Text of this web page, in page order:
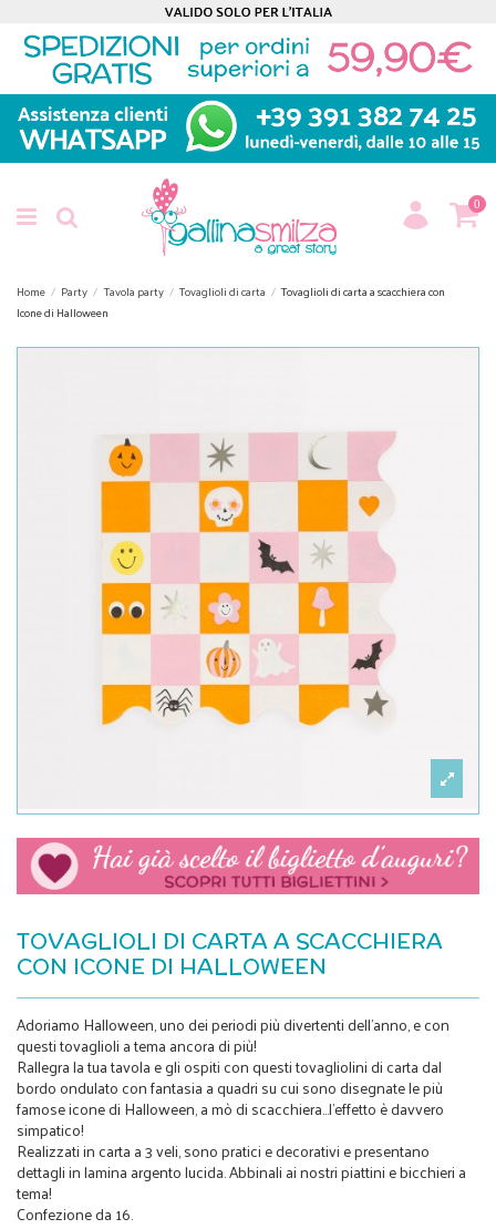
0
Home Party Tavola party Tovaglioli di carta
Tovaglioli di carta a scacchiera con
Icone di Halloween
TOVAGLIOLI DI CARTA A SCACCHIERA
CON ICONE DI HALLOWEEN
Adoriamo Halloween, uno dei periodi più divertenti dell'anno, e con
questi tovaglioli a tema ancora di più!
Rallegra la tua tavola e gli ospiti con questi tovagliolini di carta dal
bordo ondulato con fantasia a quadri su cui sono disegnate le più
famose icone di Halloween, a mò di scacchiera...l'effetto è davvero
simpatico!
Realizzati in carta a 3 veli, sono pratici e decorativi e presentano
dettagli in lamina argento lucida. Abbinali ai nostri piattini e bicchieri a
tema!
Confezione da 16.